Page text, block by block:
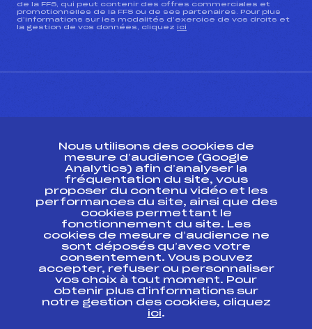
de la FFS, qui peut contenir des offres commerciales et
promotionnelles de la FFS ou de ses partenaires. Pour plus
d’informations sur les modalités d’exercice de vos droits et
la gestion de vos données, cliquez ici
Ressources
Pass’Neige
Projet sportif fédéral
Projet de performance fédéral
Antidopage
Pôle Développement, Formation, Suivi
Scientifique
Listes ministérielles
Pôle vie de l’athlète
Enseignement professionnel
Nous utilisons des cookies de
mesure d’audience (Google
Analytics) afin d’analyser la
fréquentation du site, vous
proposer du contenu vidéo et les
performances du site, ainsi que des
cookies permettant le
fonctionnement du site. Les
cookies de mesure d’audience ne
sont déposés qu’avec votre
consentement. Vous pouvez
accepter, refuser ou personnaliser
vos choix à tout moment. Pour
obtenir plus d'informations sur
notre gestion des cookies, cliquez
ici.